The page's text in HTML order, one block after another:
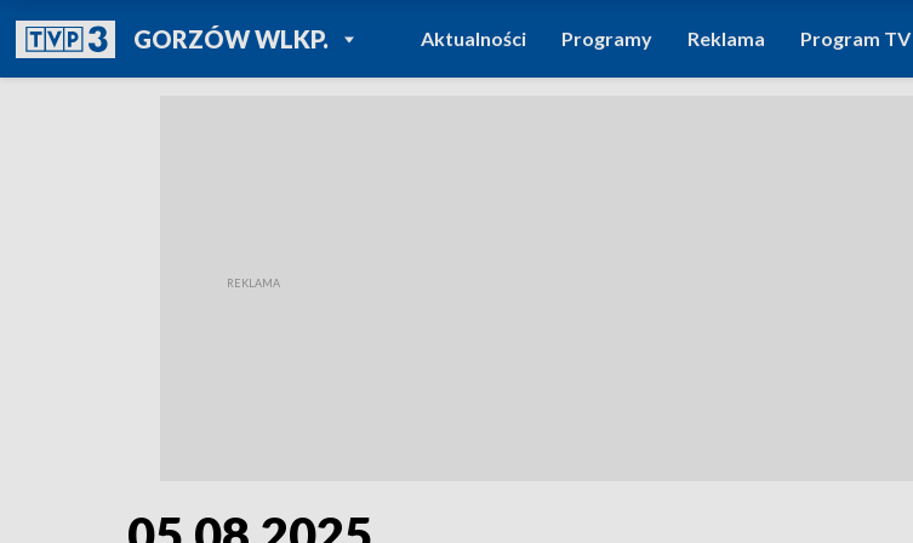
GORZÓW WLKP.POWRÓT DO
TVP REGIONY
Aktualności Programy Reklama Program TV